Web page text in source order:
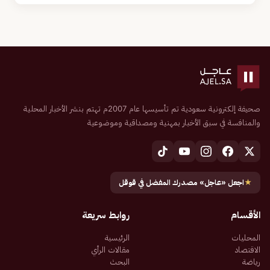
صحيفة إلكترونية سعودية تم تأسيسها عام 2007م تهتم بنشر الأخبار المحلية
والمنافسة في سبق الأخبار بمهنية ومصداقية وموضوعية
★اجعل «عاجل» مصدرك المفضل في قوقل
الأقسام
المحليات
الاقتصاد
رياضة
روابط سريعة
الرئيسية
مقالات الرأي
البحث